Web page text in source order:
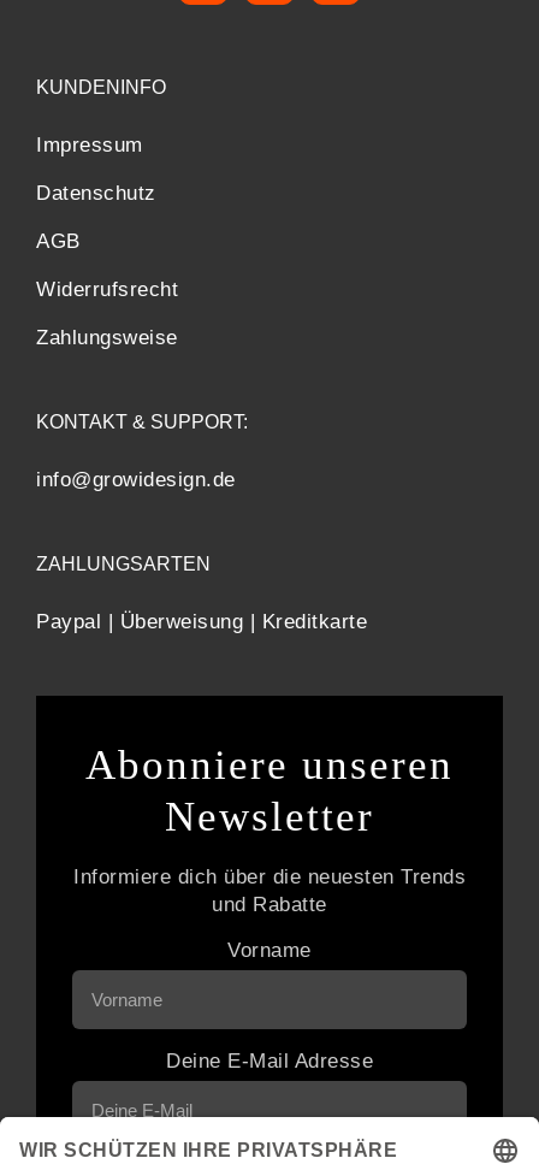
KUNDENINFO
Impressum
Datenschutz
AGB
Widerrufsrecht
Zahlungsweise
KONTAKT & SUPPORT:
info@growidesign.de
ZAHLUNGSARTEN
Paypal | Überweisung | Kreditkarte
Abonniere unseren
Newsletter
Informiere dich über die neuesten Trends
und Rabatte
Vorname
Deine E-Mail Adresse